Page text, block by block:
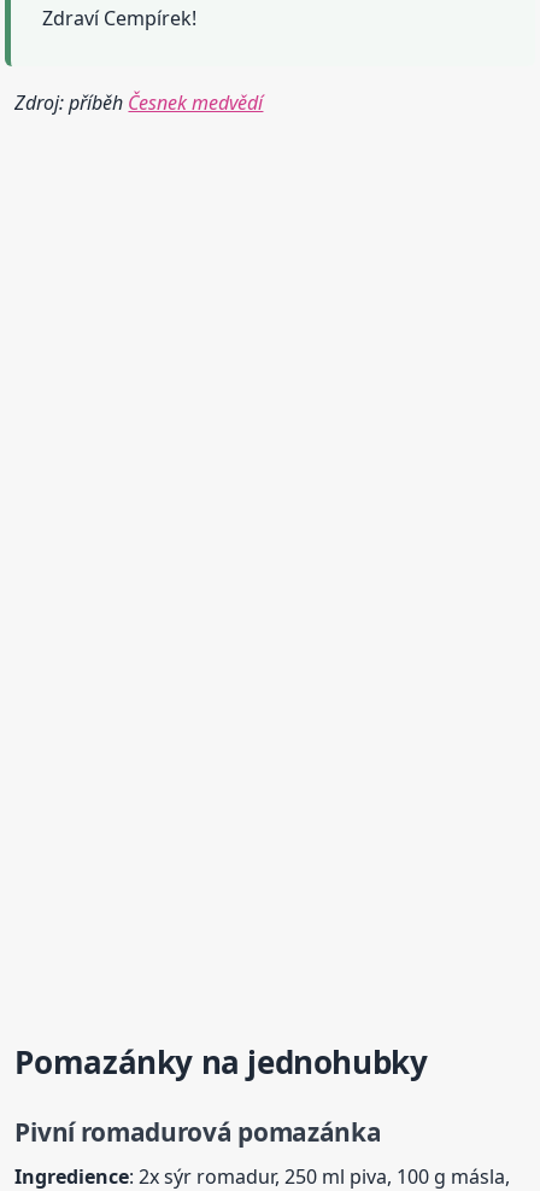
Zdraví Cempírek!
Zdroj: příběh Česnek medvědí
Pomazánky na jednohubky
Pivní romadurová pomazánka
Ingredience: 2x sýr romadur, 250 ml piva, 100 g másla,